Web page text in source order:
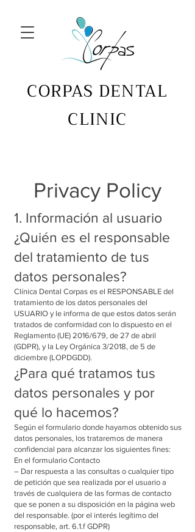
CORPAS DENTAL
CLINIC
Privacy Policy
1. Información al usuario
¿Quién es el responsable
del tratamiento de tus
datos personales?
Clínica Dental Corpas es el RESPONSABLE del
tratamiento de los datos personales del
USUARIO y le informa de que estos datos serán
tratados de conformidad con lo dispuesto en el
Reglamento (UE) 2016/679, de 27 de abril
(GDPR), y la Ley Orgánica 3/2018, de 5 de
diciembre (LOPDGDD).
¿Para qué tratamos tus
datos personales y por
qué lo hacemos?
Según el formulario donde hayamos obtenido sus
datos personales, los trataremos de manera
confidencial para alcanzar los siguientes fines:
En el formulario Contacto
– Dar respuesta a las consultas o cualquier tipo
de petición que sea realizada por el usuario a
través de cualquiera de las formas de contacto
que se ponen a su disposición en la página web
del responsable. (por el interés legítimo del
responsable, art. 6.1.f GDPR)